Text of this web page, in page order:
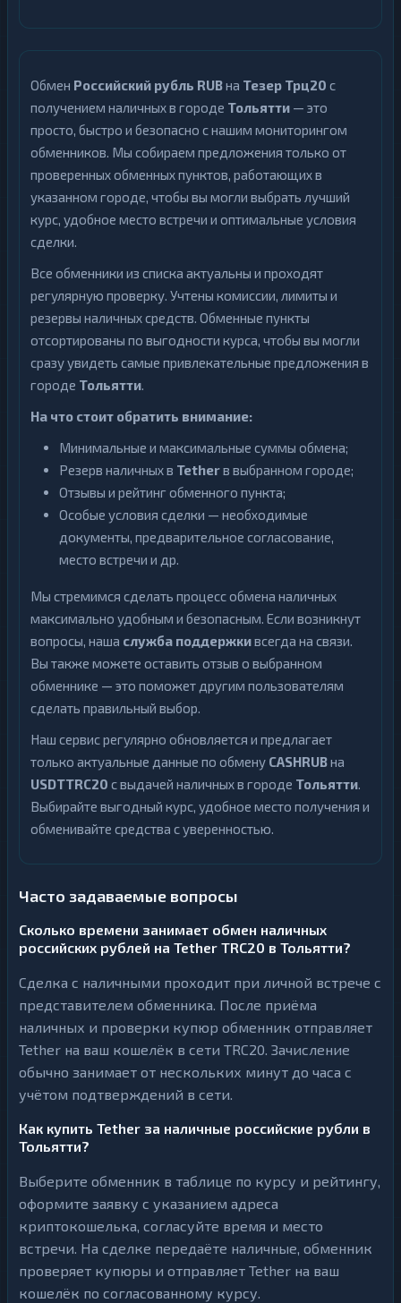
Обмен Российский рубль RUBна Тезер Трц20 с
получением наличных в городе Тольятти — это
просто, быстро и безопасно с нашим мониторингом
обменников. Мы собираем предложения только от
проверенных обменных пунктов, работающих в
указанном городе, чтобы вы могли выбрать лучший
курс, удобное место встречи и оптимальные условия
сделки.
Все обменники из списка актуальны и проходят
регулярную проверку. Учтены комиссии, лимиты и
резервы наличных средств. Обменные пункты
отсортированы по выгодности курса, чтобы вы могли
сразу увидеть самые привлекательные предложения в
городе Тольятти.
На что стоит обратить внимание:
Минимальные и максимальные суммы обмена;
Резерв наличных в Tetherв выбранном городе;
Отзывы и рейтинг обменного пункта;
Особые условия сделки — необходимые
документы, предварительное согласование,
место встречи и др.
Мы стремимся сделать процесс обмена наличных
максимально удобным и безопасным. Если возникнут
вопросы, наша служба поддержкивсегда на связи.
Вы также можете оставить отзыв о выбранном
обменнике — это поможет другим пользователям
сделать правильный выбор.
Наш сервис регулярно обновляется и предлагает
только актуальные данные по обмену CASHRUBна
USDTTRC20 с выдачей наличных в городе Тольятти.
Выбирайте выгодный курс, удобное место получения и
обменивайте средства с уверенностью.
Часто задаваемые вопросы
Сколько времени занимает обмен наличных
российских рублей на Tether TRC20 в Тольятти?
Сделка с наличными проходит при личной встрече с
представителем обменника. После приёма
наличных и проверки купюр обменник отправляет
Tether на ваш кошелёк в сети TRC20. Зачисление
обычно занимает от нескольких минут до часа с
учётом подтверждений в сети.
Как купить Tether за наличные российские рубли в
Тольятти?
Выберите обменник в таблице по курсу и рейтингу,
оформите заявку с указанием адреса
криптокошелька, согласуйте время и место
встречи. На сделке передаёте наличные, обменник
проверяет купюры и отправляет Tether на ваш
кошелёк по согласованному курсу.
EOS1
Ethereum
Classic
Kaspa1
Protocol
1
Notcoin1
Trump
Ontology1
CAKE
1
Dollar
1
Polygon1
Ravencoin1
Shiba2
Stellar1
Sui1
Tezos
Toncoin 1
2
Uniswap
VeChain1
Waves1
Yearn
Finance
1
Zcash1